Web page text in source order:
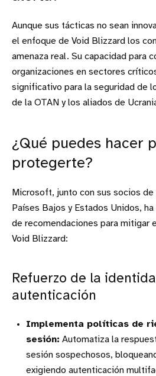
Aunque sus tácticas no sean
el enfoque de Void Blizzard los
amenaza real. Su capacidad para
organizaciones en sectores
significativo para la seguridad de
de la OTAN y los aliados de
¿Qué puedes hacer
protegerte?
Microsoft, junto con sus socios
Países Bajos y Estados Unidos,
de recomendaciones para mitigar
Void Blizzard:
Refuerzo de la
autenticación
Implementa políticas de
sesión: Automatiza la
sesión sospechosos,
exigiendo autenticación